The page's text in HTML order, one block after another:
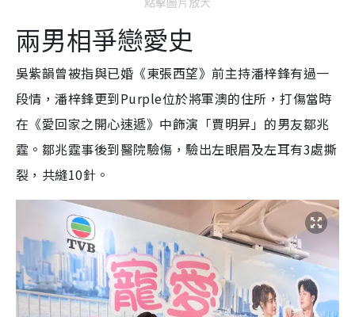
兩男相爭戀愛史
吳紫韻曾被指與已婚《東張西望》前主持潘梓鋒有過一
段情，潘梓鋒更到Purple位於將軍澳的住所，打傷當時
在《愛回家之開心速遞》中飾演「賈明昇」的男友鄒兆
霆。鄒兆霆事後到醫院驗傷，驗出左眼眉及左耳有3處撕
裂，共縫10針。